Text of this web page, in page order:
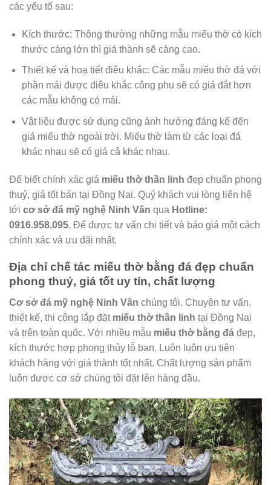
các yếu tố sau:
Kích thước: Thông thường những mẫu miếu thờ có kích
thước càng lớn thì giá thành sẽ càng cao.
Thiết kế và hoạ tiết điêu khắc: Các mẫu miếu thờ đá với
phần mái được điêu khắc công phu sẽ có giá đắt hơn
các mẫu không có mái.
Vật liệu được sử dụng cũng ảnh hưởng đáng kể đến
giá miếu thờ ngoài trời. Miếu thờ làm từ các loại đá
khác nhau sẽ có giá cả khác nhau.
Để biết chính xác giá miếu thờ thần linh đẹp chuẩn phong
thuỷ, giá tốt bán tại Đồng Nai. Quý khách vui lòng liên hệ
tới cơ sở đá mỹ nghệ Ninh Vân qua Hotline:
0916.958.095. Để được tư vấn chi tiết và báo giá một cách
chính xác và ưu đãi nhất.
Địa chỉ chế tác miếu thờ bằng đá đẹp chuẩn
phong thuỷ, giá tốt uy tín, chất lượng
Cơ sở đá mỹ nghệ Ninh Vân chúng tôi. Chuyên tư vấn,
thiết kế, thi công lắp đặt miếu thờ thần linh tại Đồng Nai
và trên toàn quốc. Với nhiều mẫu miếu thờ bằng đá đẹp,
kích thước hợp phong thủy lỗ ban. Luôn luôn ưu tiên
khách hàng với giá thành tốt nhất. Chất lượng sản phẩm
luôn được cơ sở chúng tôi đặt lên hàng đầu.